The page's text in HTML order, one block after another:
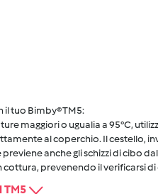
il tuo Bimby® TM5:
maggiori o ugualia a 95°C,
al coperchio. Il cestello,
anche gli schizzi di cibo
cottura, prevenendo il verificarsi
TM5